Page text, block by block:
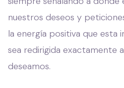
nuestros deseos y
la energía positiva que esta
sea redirigida exactamente
deseamos.